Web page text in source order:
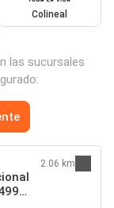
Colineal
las sucursales
2.06 km